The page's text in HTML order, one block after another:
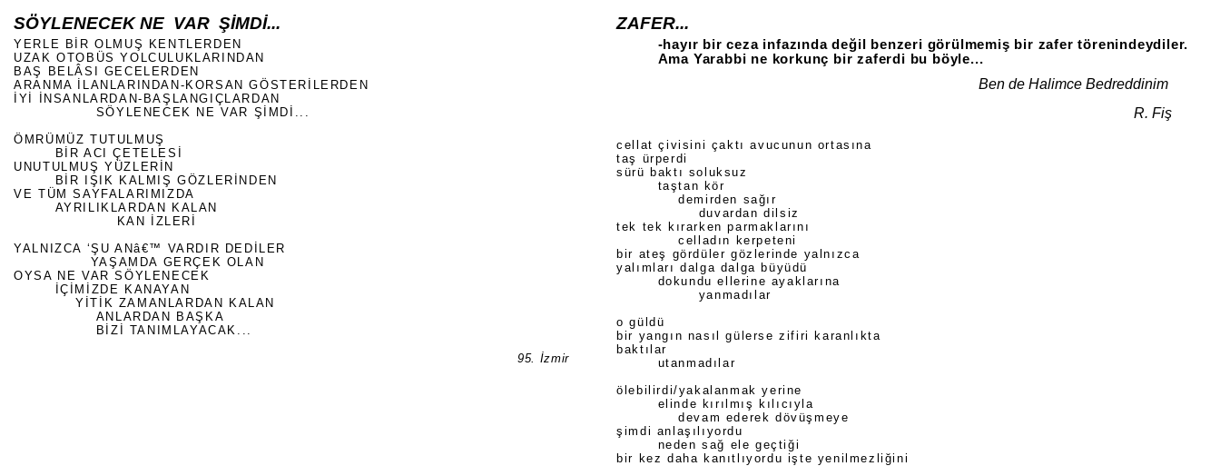
SÖYLENECEK NE VAR ŞİMDİ...
YERLE BİR OLMUŞ KENTLERDEN
UZAK OTOBÜS YOLCULUKLARINDAN
BAŞ BELÂSI GECELERDEN
ARANMA İLANLARINDAN-KORSAN GÖSTERİLERDEN
İYİ İNSANLARDAN-BAŞLANGIÇLARDAN
SÖYLENECEK NE VAR ŞİMDİ...
ÖMRÜMÜZ TUTULMUŞ
BİR ACI ÇETELESİ
UNUTULMUŞ YÜZLERİN
BİR IŞIK KALMIŞ GÖZLERİNDEN
VE TÜM SAYFALARIMIZDA
AYRILIKLARDAN KALAN
KAN İZLERİ
YALNIZCA ‘ŞU ANâ€™ VARDIR DEDİLER
YAŞAMDA GERÇEK OLAN
OYSA NE VAR SÖYLENECEK
İÇİMİZDE KANAYAN
YİTİK ZAMANLARDAN KALAN
ANLARDAN BAŞKA
BİZİ TANIMLAYACAK...
95. İzmir
ZAFER...
-hayır bir ceza infazında değil benzeri görülmemiş bir zafer törenindeydiler.
Ama Yarabbi ne korkunç bir zaferdi bu böyle...
Ben de Halimce Bedreddinim
R. Fiş
cellat çivisini çaktı avucunun ortasına
taş ürperdi
sürü baktı soluksuz
taştan kör
demirden sağır
duvardan dilsiz
tek tek kırarken parmaklarını
celladın kerpeteni
bir ateş gördüler gözlerinde yalnızca
yalımları dalga dalga büyüdü
dokundu ellerine ayaklarına
yanmadılar
o güldü
bir yangın nasıl gülerse zifiri karanlıkta
baktılar
utanmadılar
ölebilirdi/yakalanmak yerine
elinde kırılmış kılıcıyla
devam ederek dövüşmeye
şimdi anlaşılıyordu
neden sağ ele geçtiği
bir kez daha kanıtlıyordu işte yenilmezliğini